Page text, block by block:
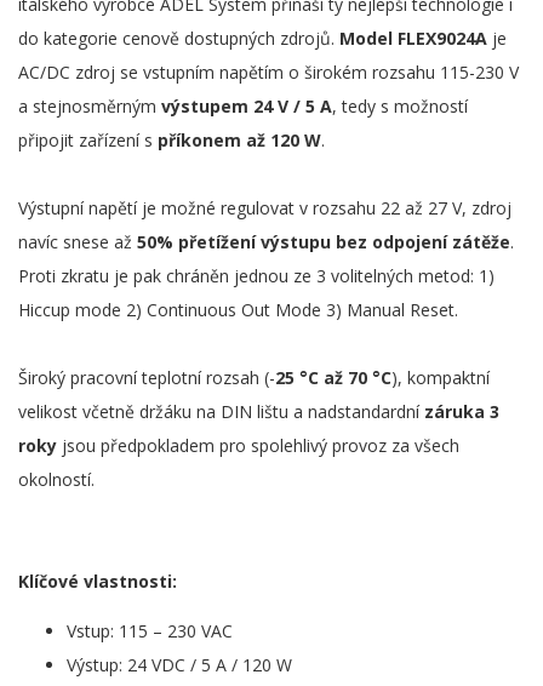
do kategorie cenově dostupných zdrojů. Model FLEX9024A je
AC/DC zdroj se vstupním napětím o širokém rozsahu 115-230 V
a stejnosměrným výstupem 24 V / 5 A, tedy s možností
připojit zařízení s příkonem až 120 W.
Výstupní napětí je možné regulovat v rozsahu 22 až 27 V, zdroj
navíc snese až 50% přetížení výstupu bez odpojení zátěže.
Proti zkratu je pak chráněn jednou ze 3 volitelných metod: 1)
Hiccup mode 2) Continuous Out Mode 3) Manual Reset.
Široký pracovní teplotní rozsah (-25 °C až 70 °C), kompaktní
velikost včetně držáku na DIN lištu a nadstandardní záruka 3
roky jsou předpokladem pro spolehlivý provoz za všech
okolností.
Klíčové vlastnosti:
Vstup: 115 – 230 VAC
Výstup: 24 VDC / 5 A / 120 W